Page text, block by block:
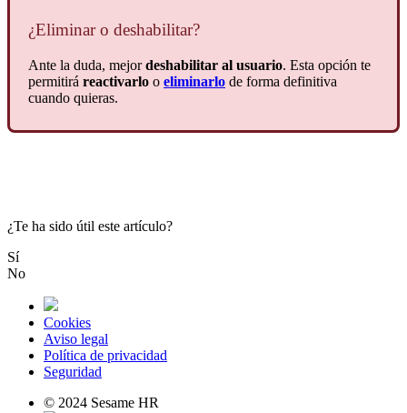
¿Eliminar o deshabilitar?
Ante la duda, mejor deshabilitar al usuario. Esta opción te
permitirá reactivarlo o eliminarlo de forma definitiva
cuando quieras.
¿Te ha sido útil este artículo?
Sí
No
Cookies
Aviso legal
Política de privacidad
Seguridad
© 2024 Sesame HR